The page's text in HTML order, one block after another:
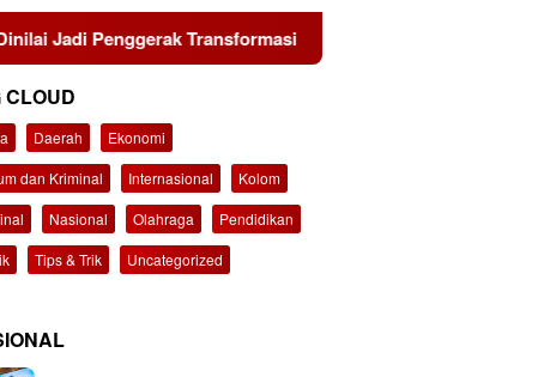
Transformasi Sistem Pangan Nasional Menuju
CLOUD
Daerah
Ekonomi
dan Kriminal
Internasional
Kolom
Nasional Olahraga
Pendidikan
Tips & Trik Uncategorized